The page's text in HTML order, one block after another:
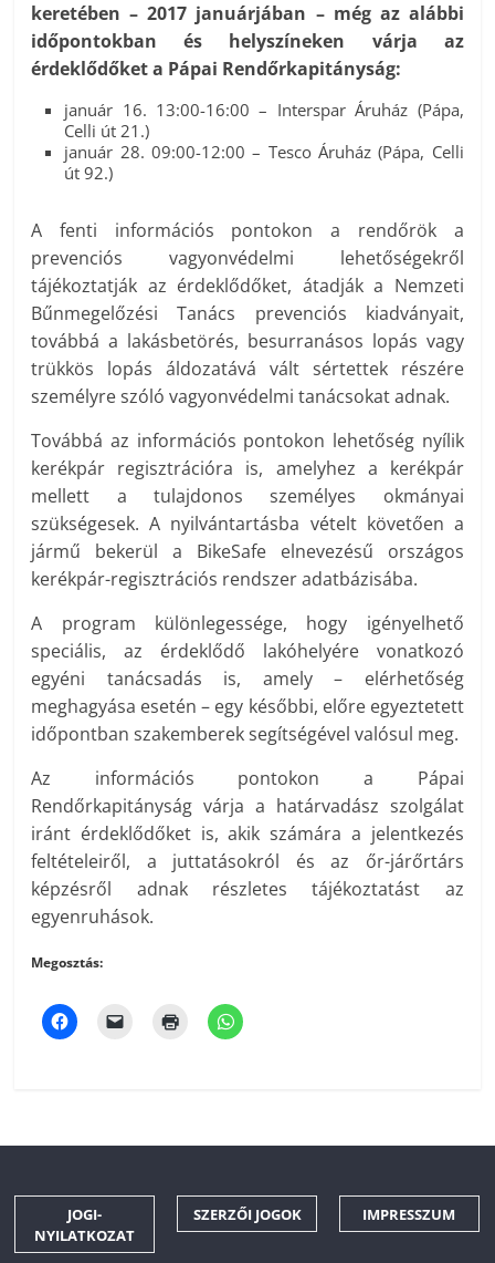
keretében – 2017 januárjában – még az alábbi
időpontokban és helyszíneken várja az
érdeklődőket a Pápai Rendőrkapitányság:
január 16. 13:00-16:00 – Interspar Áruház (Pápa,
Celli út 21.)
január 28. 09:00-12:00 – Tesco Áruház (Pápa, Celli
út 92.)
A fenti információs pontokon a rendőrök a
prevenciós vagyonvédelmi lehetőségekről
tájékoztatják az érdeklődőket, átadják a Nemzeti
Bűnmegelőzési Tanács prevenciós kiadványait,
továbbá a lakásbetörés, besurranásos lopás vagy
trükkös lopás áldozatává vált sértettek részére
személyre szóló vagyonvédelmi tanácsokat adnak.
Továbbá az információs pontokon lehetőség nyílik
kerékpár regisztrációra is, amelyhez a kerékpár
mellett a tulajdonos személyes okmányai
szükségesek. A nyilvántartásba vételt követően a
jármű bekerül a BikeSafe elnevezésű országos
kerékpár-regisztrációs rendszer adatbázisába.
A program különlegessége, hogy igényelhető
speciális, az érdeklődő lakóhelyére vonatkozó
egyéni tanácsadás is, amely – elérhetőség
meghagyása esetén – egy későbbi, előre egyeztetett
időpontban szakemberek segítségével valósul meg.
Az információs pontokon a Pápai
Rendőrkapitányság várja a határvadász szolgálat
iránt érdeklődőket is, akik számára a jelentkezés
feltételeiről, a juttatásokról és az őr-járőrtárs
képzésről adnak részletes tájékoztatást az
egyenruhások.
Megosztás:
JOGI-
NYILATKOZAT
SZERZŐI JOGOK IMPRESSZUM